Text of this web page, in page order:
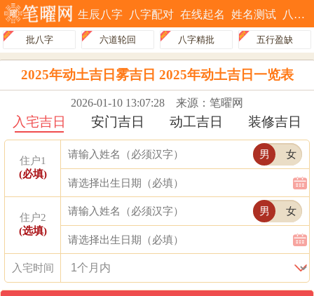
生辰八字 八字配对 在线起名 姓名测试 八字排盘
批八字 六道轮回 八字精批 五行盈缺
2025年动土吉日雾吉日 2025年动土吉日一览表
2026-01-10 13:07:28 来源：笔曜网
入宅吉日 安门吉日 动工吉日 装修吉日
住户1
(必填)
男 女
住户2
(选填)
男 女
入宅时间